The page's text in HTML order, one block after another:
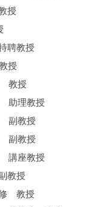
授
聘教授
授
教授
助理教授
副教授
副教授
講座教授
教授
教授